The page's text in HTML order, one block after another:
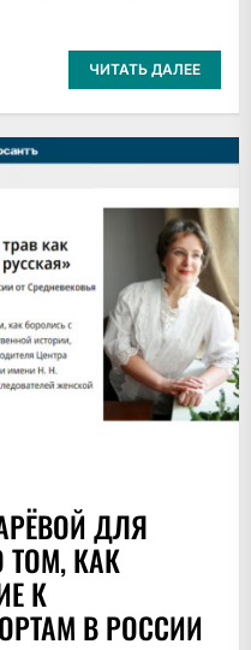
ЧИТАТЬ ДАЛЕЕ
ДЛЯ
КАК
К
В РОССИИ